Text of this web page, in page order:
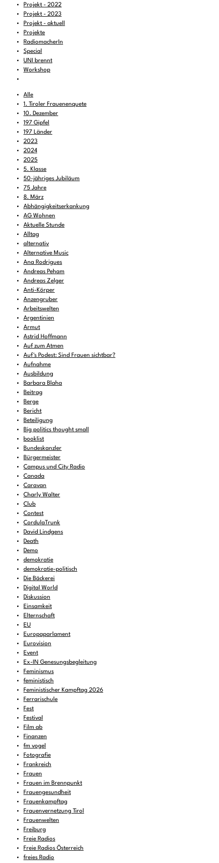
Projekt - 2022
Projekt - 2023
Projekt - aktuell
Projekte
RadiomacherIn
Special
UNI brennt
Workshop
Alle
1. Tiroler Frauenenquete
10. Dezember
197 Gipfel
197 Länder
2023
2024
2025
5. Klasse
50-jähriges Jubiläum
75 Jahre
8. März
Abhängigkeitserkankung
AG Wohnen
Aktuelle Stunde
Alltag
alternativ
Alternative Music
Ana Rodrigues
Andreas Peham
Andreas Zelger
Anti-Körper
Anzengruber
Arbeitswelten
Argentinien
Armut
Astrid Hoffmann
Auf zum Atmen
Auf's Podest: Sind Frauen sichtbar?
Aufnahme
Ausbildung
Barbara Blaha
Beitrag
Berge
Bericht
Beteiligung
Big politics thought small
booklist
Bundeskanzler
Bürgermeister
Campus und City Radio
Canada
Caravan
Charly Walter
Club
Contest
CordulaTrunk
David Lindgens
Death
Demo
demokratie
demokratie-politisch
Die Bäckerei
Digital World
Diskussion
Einsamkeit
Elternschaft
EU
Europaparlament
Eurovision
Event
Ex-IN Genesungsbegleitung
Feminismus
feministisch
Feministischer Kampftag 2026
Ferrarischule
Fest
Festival
Film ab
Finanzen
fm vogel
Fotografie
Frankreich
Frauen
Frauen im Brennpunkt
Frauengesundheit
Frauenkampftag
Frauenvernetzung Tirol
Frauenwelten
Freiburg
Freie Radios
Freie Radios Österreich
freies Radio